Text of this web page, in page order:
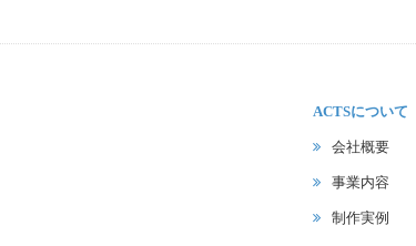
ACTSについて
会社概要
事業内容
制作実例